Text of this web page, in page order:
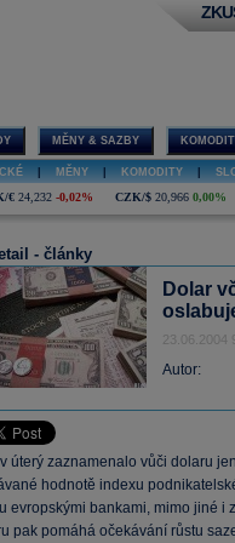
MĚNY & SAZBY
MĚNY KOMODITY
€ 24,232 -0,02% CZK/$ 20,966 0,00%
- články
Dolar
23.06.2004
Autor:
úterý zaznamenalo vůči dolaru
hodnotě indexu
evropskými bankami, mimo jiné i
pak pomáhá očekávání růstu